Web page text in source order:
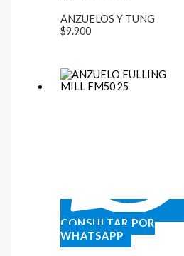
ANZUELOS Y TUNG
$9.900
CONSULTAR POR
WHATSAPP